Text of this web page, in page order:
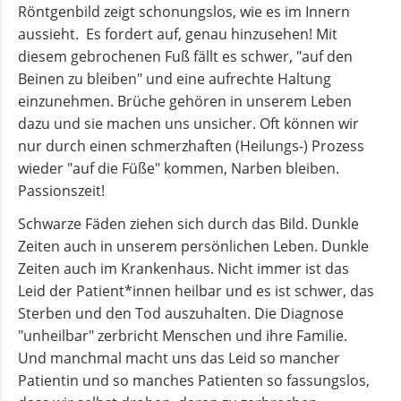
Andachten
zum
Monatsspruch
GOTTESDIENSTE
Sommerkirche
ANGEBOTE
Gruppen
und
Kreise
Röntgenbild zeigt schonungslos, wie es im Innern
aussieht. Es fordert auf, genau hinzusehen! Mit
diesem gebrochenen Fuß fällt es schwer, "auf den
Beinen zu bleiben" und eine aufrechte Haltung
einzunehmen. Brüche gehören in unserem Leben
dazu und sie machen uns unsicher. Oft können wir
nur durch einen schmerzhaften (Heilungs-) Prozess
wieder "auf die Füße" kommen, Narben bleiben.
Passionszeit!
Schwarze Fäden ziehen sich durch das Bild. Dunkle
Zeiten auch in unserem persönlichen Leben. Dunkle
Zeiten auch im Krankenhaus. Nicht immer ist das
Leid der Patient*innen heilbar und es ist schwer, das
Sterben und den Tod auszuhalten. Die Diagnose
"unheilbar" zerbricht Menschen und ihre Familie.
Und manchmal macht uns das Leid so mancher
Patientin und so manches Patienten so fassungslos,